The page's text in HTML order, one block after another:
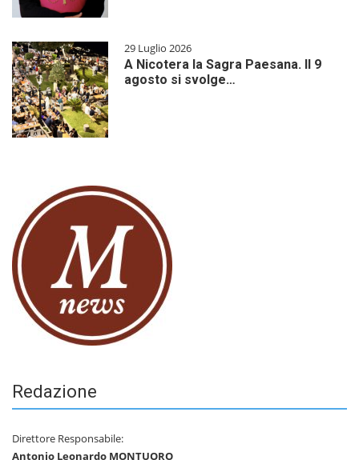
29 Luglio 2026
A Nicotera la Sagra Paesana. Il 9
agosto si svolge…
Redazione
Direttore Responsabile:
Antonio Leonardo MONTUORO